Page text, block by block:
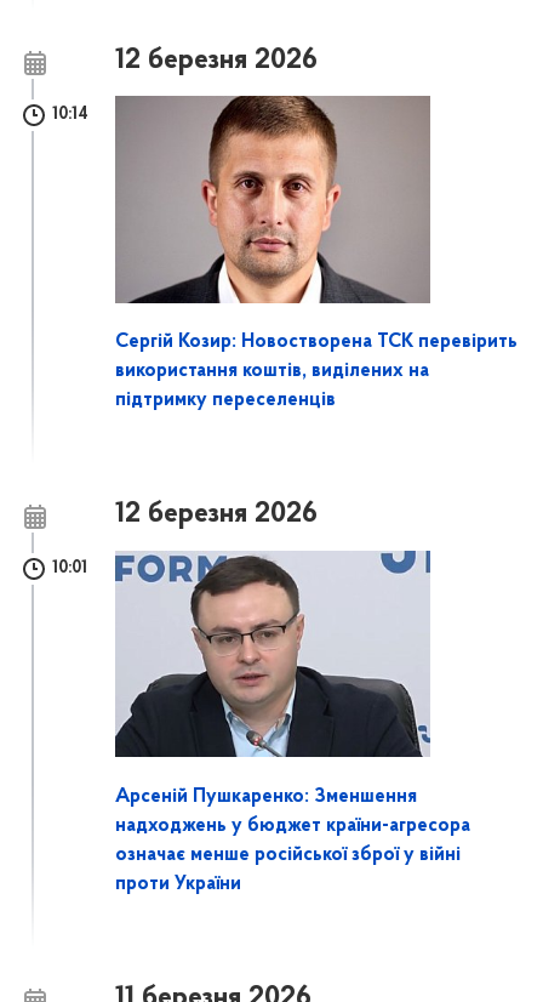
12 березня 2026
10:14
Сергій Козир: Новостворена ТСК перевірить
використання коштів, виділених на
підтримку переселенців
12 березня 2026
10:01
Арсеній Пушкаренко: Зменшення
надходжень у бюджет країни-агресора
означає менше російської зброї у війні
проти України